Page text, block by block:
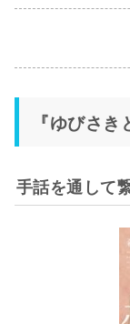
『ゆびさ
手話を通して